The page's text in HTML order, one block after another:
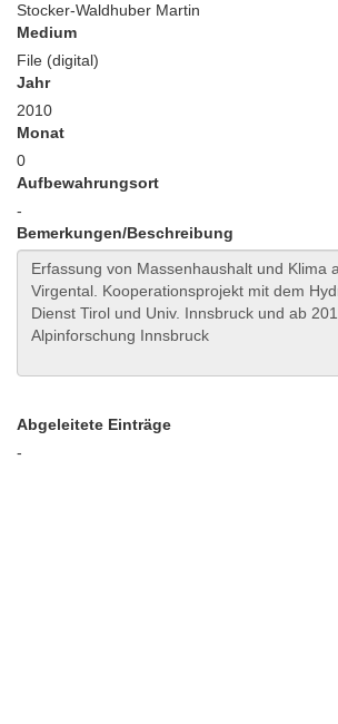
Stocker-Waldhuber Martin
Medium
File (digital)
Jahr
2010
Monat
0
Aufbewahrungsort
-
Bemerkungen/Beschreibung
Abgeleitete Einträge
-